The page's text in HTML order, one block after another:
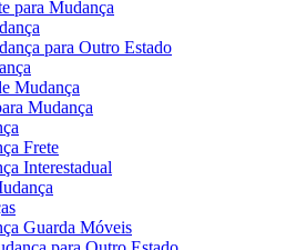
para Mudança
para Outro Estado
Mudança
Mudança
Frete
Interestadual
Guarda Móveis